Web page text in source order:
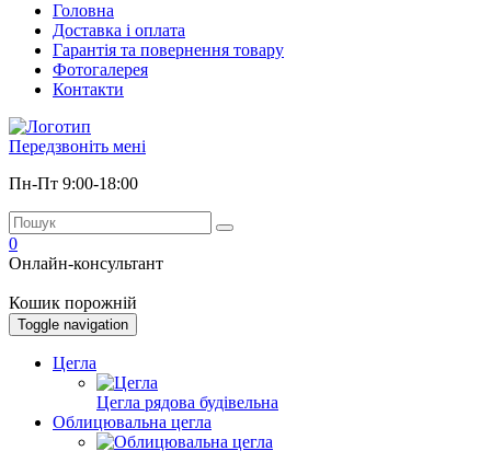
Головна
Доставка і оплата
Гарантія та повернення товару
Фотогалерея
Контакти
Передзвоніть мені
Пн-Пт 9:00-18:00
0
Онлайн-консультант
Кошик порожній
Toggle navigation
Цегла
Цегла рядова будівельна
Облицювальна цегла